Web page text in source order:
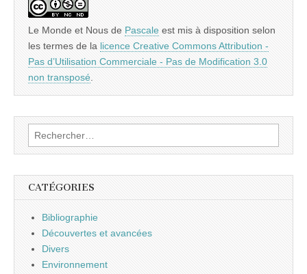
Le Monde et Nous de Pascale est mis à disposition selon
les termes de la licence Creative Commons Attribution -
Pas d’Utilisation Commerciale - Pas de Modification 3.0
non transposé
Rechercher :
CATÉGORIES
Bibliographie
Découvertes et avancées
Divers
Environnement